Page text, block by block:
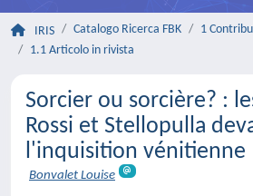
IRIS Catalogo Ricerca FBK
1
1.1 Articolo in rivista
Sorcier ou sorcière? :
Rossi et Stellopulla
l'inquisition vénitienne
Bonvalet Louise